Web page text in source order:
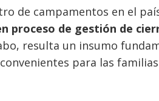
de campamentos en el
proceso de gestión de
resulta un insumo
para las